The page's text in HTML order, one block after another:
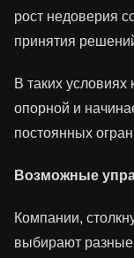
рост недоверия
принятия
В таких
опорной и
постоянных
Возможные
Компании,
выбирают разные